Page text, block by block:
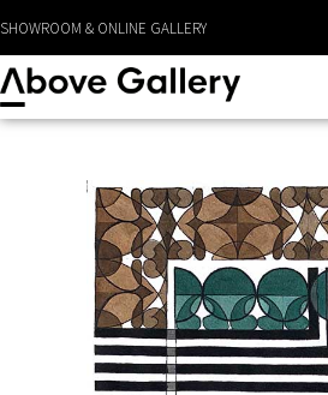
SHOWROOM & ONLINE GALLERY